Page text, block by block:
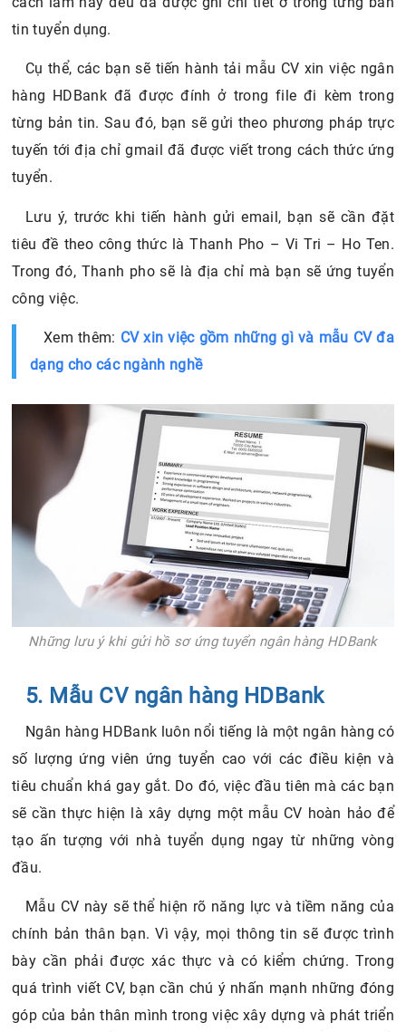
tin tuyển dụng.
Cụ thể, các bạn sẽ tiến hành tải mẫu CV xin việc ngân
hàng HDBank đã được đính ở trong file đi kèm trong
từng bản tin. Sau đó, bạn sẽ gửi theo phương pháp trực
tuyến tới địa chỉ gmail đã được viết trong cách thức ứng
tuyển.
Lưu ý, trước khi tiến hành gửi email, bạn sẽ cần đặt
tiêu đề theo công thức là Thanh Pho – Vi Tri – Ho Ten.
Trong đó, Thanh pho sẽ là địa chỉ mà bạn sẽ ứng tuyển
công việc.
Xem thêm: CV xin việc gồm những gì và mẫu CV đa
dạng cho các ngành nghề
Những lưu ý khi gửi hồ sơ ứng tuyển ngân hàng HDBank
5. Mẫu CV ngân hàng HDBank
Ngân hàng HDBank luôn nổi tiếng là một ngân hàng có
số lượng ứng viên ứng tuyển cao với các điều kiện và
tiêu chuẩn khá gay gắt. Do đó, việc đầu tiên mà các bạn
sẽ cần thực hiện là xây dựng một mẫu CV hoàn hảo để
tạo ấn tượng với nhà tuyển dụng ngay từ những vòng
đầu.
Mẫu CV này sẽ thể hiện rõ năng lực và tiềm năng của
chính bản thân bạn. Vì vậy, mọi thông tin sẽ được trình
bày cần phải được xác thực và có kiểm chứng. Trong
quá trình viết CV, bạn cần chú ý nhấn mạnh những đóng
góp của bản thân mình trong việc xây dựng và phát triển